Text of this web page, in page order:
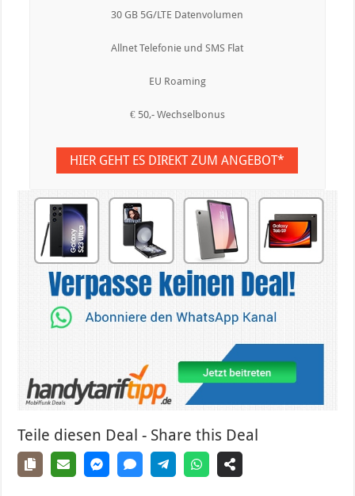
30 GB 5G/LTE Datenvolumen
Allnet Telefonie und SMS Flat
EU Roaming
€ 50,- Wechselbonus
HIER GEHT ES DIREKT ZUM ANGEBOT*
Teile diesen Deal - Share this Deal